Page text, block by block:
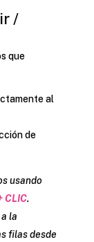
/
que
al
de
usando
CLIC.
la
filas desde